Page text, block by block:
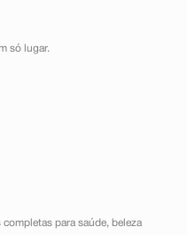
só lugar.
para saúde, beleza